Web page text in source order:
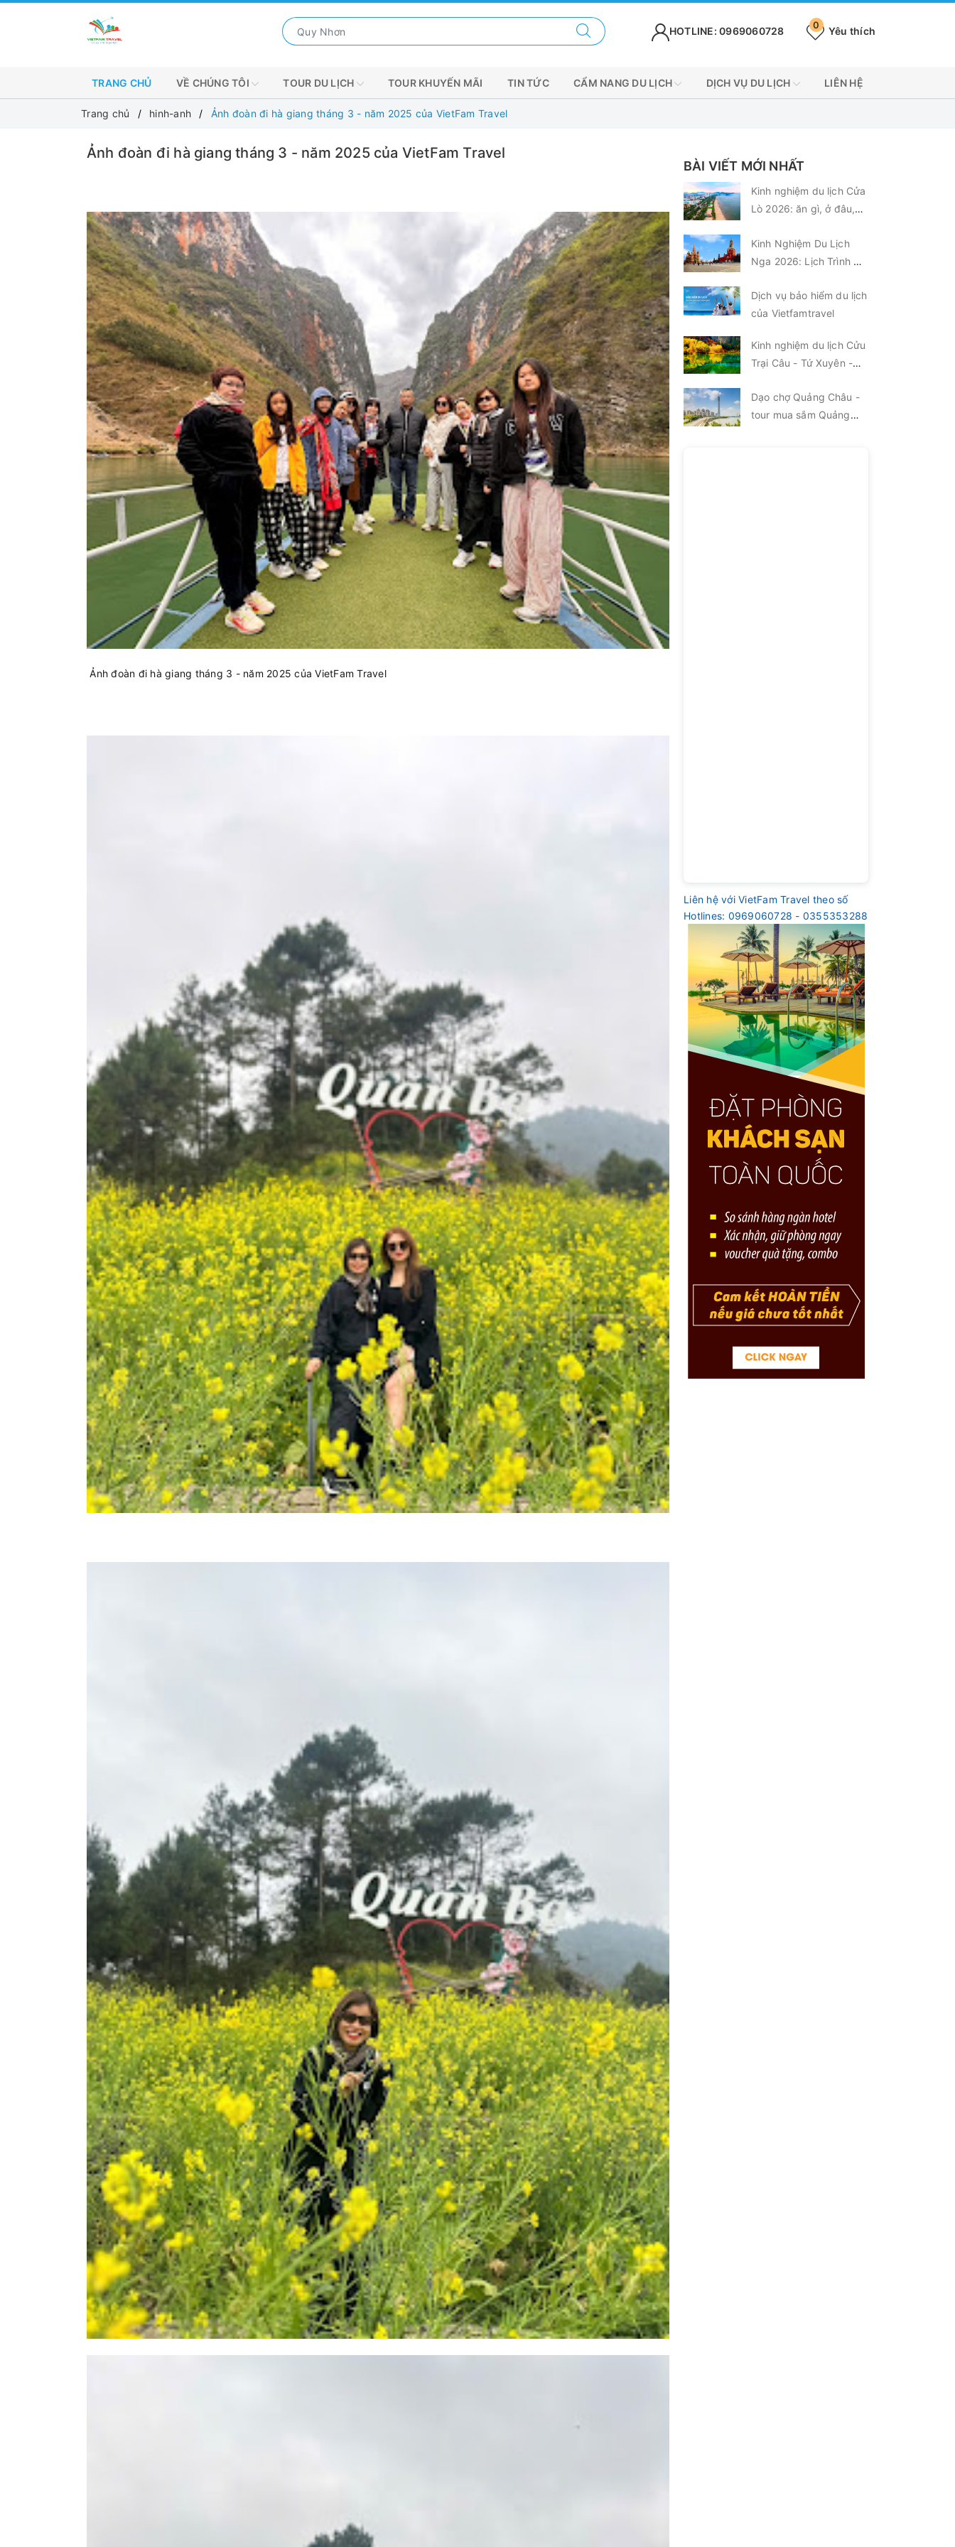
Yêu thích
0
HOTLINE: 0969060728
TRANG CHỦ VỀ CHÚNG TÔI TOUR DU LỊCH TOUR KHUYẾN MÃI TIN TỨC CẨM NANG DU LỊCH DỊCH VỤ DU LỊCH LIÊN HỆ
Trang chủ hinh-anh Ảnh đoàn đi hà giang tháng 3 - năm 2025 của VietFam Travel
Ảnh đoàn đi hà giang tháng 3 - năm 2025 của VietFam Travel
Ảnh đoàn đi hà giang tháng 3 - năm 2025 của VietFam Travel
BÀI VIẾT MỚI NHẤT
Kinh nghiệm du lịch Cửa
Lò 2026: ăn gì, ở đâu,
Kinh Nghiệm Du Lịch
Nga 2026: Lịch Trình &
Dịch vụ bảo hiểm du lịch
của Vietfamtravel
Kinh nghiệm du lịch Cửu
Trại Câu - Tứ Xuyên -
Dạo chợ Quảng Châu -
tour mua sắm Quảng
Liên hệ với VietFam Travel theo số
Hotlines: 0969060728 - 0355353288